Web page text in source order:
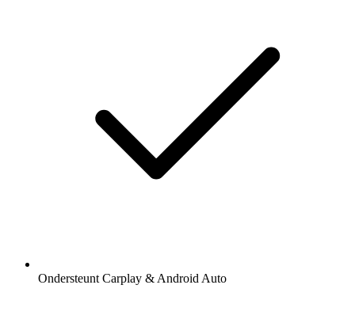
Ondersteunt Carplay & Android Auto